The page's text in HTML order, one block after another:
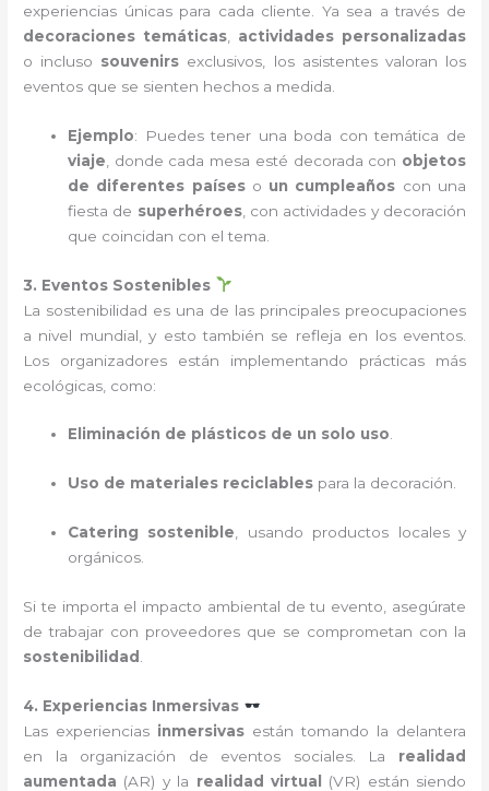
experiencias únicas para cada cliente. Ya sea a través de
decoraciones temáticas
actividades personalizadas
o incluso souvenirs exclusivos, los asistentes valoran los
eventos que se sienten hechos a medida.
Ejemplo: Puedes tener una boda con temática de
viaje , donde cada mesa esté decorada con objetos
de diferentes paíseso un cumpleaños con una
fiesta de superhéroes, con actividades y decoración
que coincidan con el tema.
3. Eventos Sostenibles
La sostenibilidad es una de las principales preocupaciones
a nivel mundial, y esto también se refleja en los eventos.
Los organizadores están implementando prácticas más
ecológicas, como:
Eliminación de plásticos de un solo uso.
Uso de materiales reciclables para la decoración.
Catering sostenible , usando productos locales y
orgánicos.
Si te importa el impacto ambiental de tu evento, asegúrate
de trabajar con proveedores que se comprometan con la
sostenibilidad
4. Experiencias Inmersivas
Las experiencias inmersivas están tomando la delantera
en la organización de eventos sociales. La realidad
aumentada (AR) y la realidad virtual
(VR) están siendo